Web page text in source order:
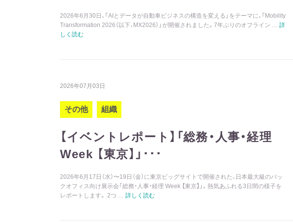
2026年6月30日、「AIとデータが自動車ビジネスの構造を変える」をテーマに、「Mobility
Transformation 2026（以下、MX2026）」が開催されました。7年ぶりのオフライン … 詳
しく読む
2026年07月03日
その他 組織
【イベントレポート】「総務・人事・経理
Week 【東京】」･･･
2026年6月17日（水）〜19日（金）に東京ビッグサイトで開催された、日本最大級のバッ
クオフィス向け展示会「総務・人事・経理 Week 【東京】」。熱気あふれる3日間の様子を
レポートします。 2つ … 詳しく読む